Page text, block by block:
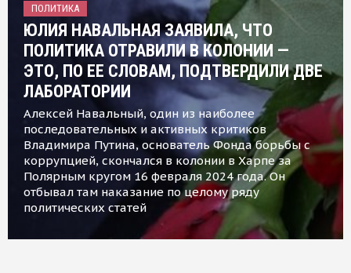
ПОЛИТИКА
ЮЛИЯ НАВАЛЬНАЯ ЗАЯВИЛА, ЧТО
ПОЛИТИКА ОТРАВИЛИ В КОЛОНИИ —
ЭТО, ПО ЕЕ СЛОВАМ, ПОДТВЕРДИЛИ ДВЕ
ЛАБОРАТОРИИ
Алексей Навальный, один из наиболее
последовательных и активных критиков
Владимира Путина, основатель Фонда борьбы с
коррупцией, скончался в колонии в Харпе за
Полярным кругом 16 февраля 2024 года. Он
отбывал там наказание по целому ряду
политических статей